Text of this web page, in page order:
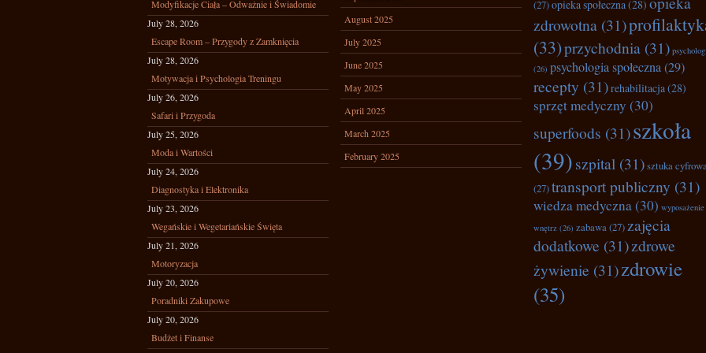
Modyfikacje Ciała – Odważnie i Świadomie
July 28, 2026
Escape Room – Przygody z Zamknięcia
July 28, 2026
Motywacja i Psychologia Treningu
July 26, 2026
Safari i Przygoda
July 25, 2026
Moda i Wartości
July 24, 2026
Diagnostyka i Elektronika
July 23, 2026
Wegańskie i Wegetariańskie Święta
July 21, 2026
Motoryzacja
July 20, 2026
Poradniki Zakupowe
July 20, 2026
Budżet i Finanse
August 2025
July 2025
June 2025
May 2025
April 2025
March 2025
February 2025
(27)opieka społeczna(28)
zdrowotna (31)
(33)przychodnia (31)
(26) psychologia społeczna(29)
recepty (31)rehabilitacja(28)
sprzęt medyczny (30)
superfoods (31)szkoła
(39)szpital (31)sztuka
(27)transport publiczny (31)
wiedza medyczna(30) wyposażenie
wnętrz (26) zabawa(27) zajęcia
dodatkowe (31)zdrowe
żywienie (31)zdrowie
(35)